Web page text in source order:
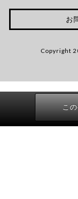
お
Copyright
こ